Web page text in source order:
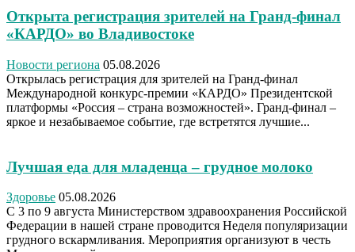
Открыта регистрация зрителей на Гранд-финал
«КАРДО» во Владивостоке
Новости региона 05.08.2026
Открылась регистрация для зрителей на Гранд-финал
Международной конкурс-премии «КАРДО» Президентской
платформы «Россия – страна возможностей». Гранд-финал –
яркое и незабываемое событие, где встретятся лучшие...
Лучшая еда для младенца – грудное молоко
Здоровье 05.08.2026
С 3 по 9 августа Министерством здравоохранения Российской
Федерации в нашей стране проводится Неделя популяризации
грудного вскармливания. Мероприятия организуют в честь